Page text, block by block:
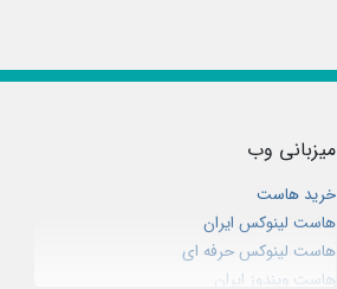
میزبانی وب
خرید هاست
هاست لینوکس ایران
هاست لینوکس حرفه ای
هاست ویندوز ایران